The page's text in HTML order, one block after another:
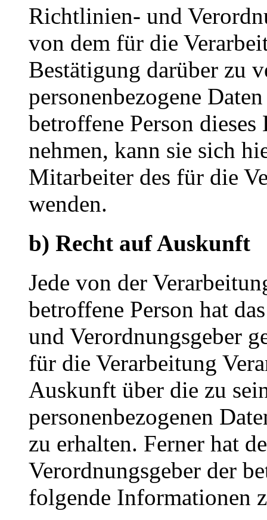
Richtlinien- und
von dem für die
Bestätigung darüber zu
personenbezogene
betroffene Person
nehmen, kann sie sich
Mitarbeiter des für die
wenden.
b) Recht auf Auskunft
Jede von der
betroffene Person hat
und Verordnungsgeber
für die Verarbeitung
Auskunft über die zu
personenbezogenen
zu erhalten. Ferner hat
Verordnungsgeber der
folgende Informationen